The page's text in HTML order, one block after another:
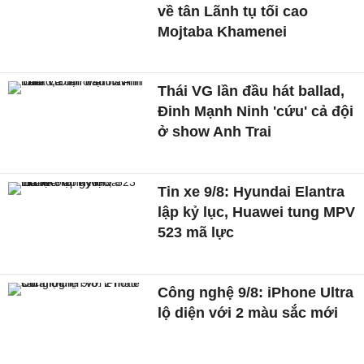
về tân Lãnh tụ tối cao
Mojtaba Khamenei
Thái VG lần đầu hát ballad,
Đinh Mạnh Ninh 'cứu' cả đội
ở show Anh Trai
Tin xe 9/8: Hyundai Elantra
lập kỷ lục, Huawei tung MPV
523 mã lực
Công nghệ 9/8: iPhone Ultra
lộ diện với 2 màu sắc mới